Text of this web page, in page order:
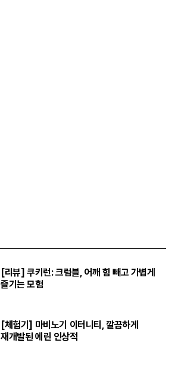
[리뷰] 쿠키런: 크럼블, 어깨 힘 빼고 가볍게
즐기는 모험
[체험기] 마비노기 이터니티, 깔끔하게
재개발된 에린 인상적